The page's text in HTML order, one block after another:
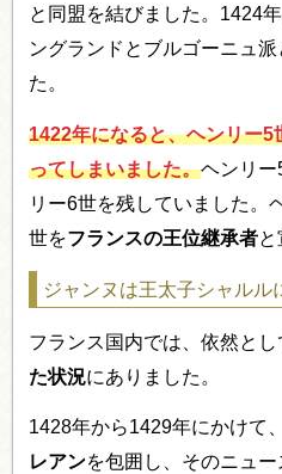
と同盟を結びました。1424
ングランドとブルゴーニュ派
た。
1422年になると、ヘンリー
ってしまいました。ヘンリ
リー6世を残していました。
世をフランスの王位継承者と
ジャンヌは王太子シャルル
フランス国内では、依然と
た状況にありました。
1428年から1429年にかけて
レアンを包囲し、そのニュ